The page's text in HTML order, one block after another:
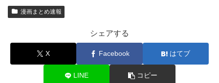
漫画まとめ速報
シェアする
X Facebook はてブ
LINE コピー